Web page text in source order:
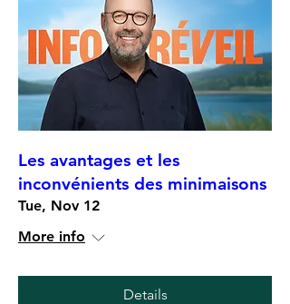
Les avantages et les
inconvénients des minimaisons
Tue, Nov 12
More info
Details